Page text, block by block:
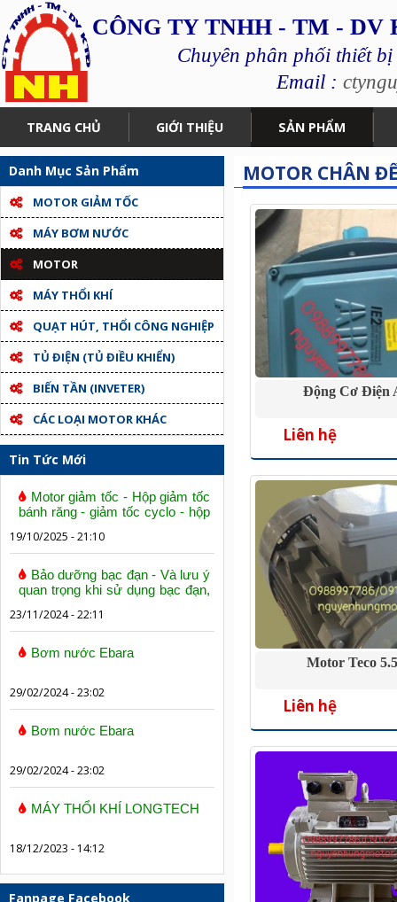
CÔNG TY TNHH - TM -
Chuyên phân phối thiết
Email :
TRANG CHỦ GIỚI THIỆU SẢN PHẨM
Danh Mục Sản Phẩm
MOTOR GIẢM TỐC
MÁY BƠM NƯỚC
MOTOR
MÁY THỔI KHÍ
QUẠT HÚT, THỔI CÔNG NGHIỆP
TỦ ĐIỆN (TỦ ĐIỀU KHIỂN)
BIẾN TẦN (INVETER)
CÁC LOẠI MOTOR KHÁC
Tin Tức Mới
Motor giảm tốc - Hộp giảm tốc
bánh răng - giảm tốc cyclo - hộp
19/10/2025 - 21:10
Bảo dưỡng bạc đạn - Và lưu ý
quan trọng khi sử dụng bạc đạn,
23/11/2024 - 22:11
Bơm nước Ebara
29/02/2024 - 23:02
Bơm nước Ebara
29/02/2024 - 23:02
MÁY THỔI KHÍ LONGTECH
18/12/2023 - 14:12
Fanpage Facebook
MOTOR CHÂN
Động Cơ Điện
Liên hệ
Motor Teco
Liên hệ